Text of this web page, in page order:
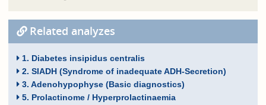
Related analyzes
1. Diabetes insipidus centralis
2. SIADH (Syndrome of inadequate ADH-Secretion)
3. Adenohypophyse (Basic diagnostics)
5. Prolactinome / Hyperprolactinaemia